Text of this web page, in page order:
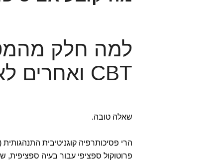
למה חלק
CBT ואחרים לא?
שאלה טובה.
פרוטוקול ספציפי עבור בעיה ספציפית,